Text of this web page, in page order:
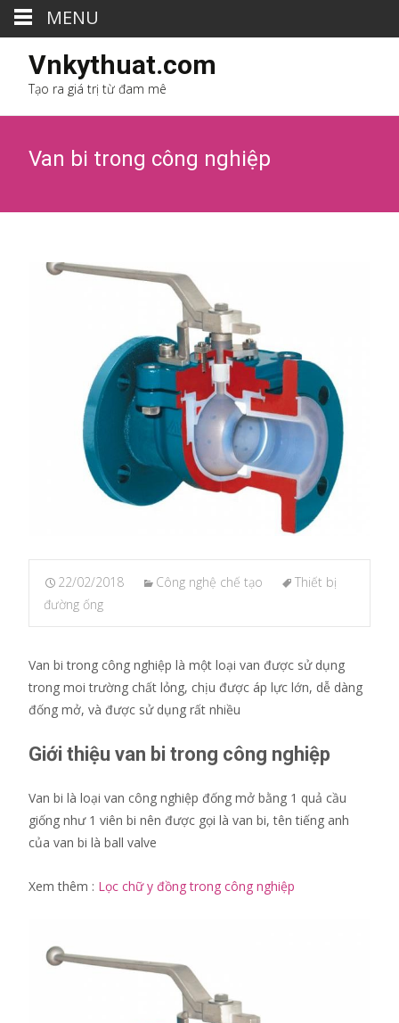
Vnkythuat.com
Tạo ra giá trị từ đam mê
Van bi trong công nghiệp
22/02/2018 Công nghệ chế tạo
Thiết bị
đường ống
Van bi trong công nghiệp là một loại van được sử dụng
trong moi trường chất lỏng, chịu được áp lực lớn, dễ dàng
đống mở, và được sử dụng rất nhiều
Giới thiệu van bi trong công nghiệp
Van bi là loại van công nghiệp đống mở bằng 1 quả cầu
giống như 1 viên bi nên được gọi là van bi, tên tiếng anh
của van bi là ball valve
Xem thêm : Lọc chữ y đồng trong công nghiệp
MENU